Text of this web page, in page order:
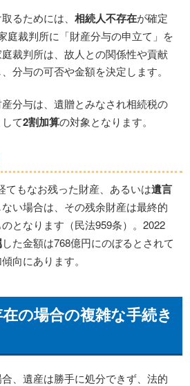
るためには、相続人不存在が確定
庭裁判所に「財産分与の申立て」を
裁判所は、故人との関係性や貢献
分与の可否や金額を決定します。
分与は、遺贈とみなされ相続税の
て2割加算の対象となります。
てもなお残った財産、あるいは遺言
ない場合は、その残余財産は最終的
となります（民法959条）。2022
した金額は768億円にのぼるとされて
向にあります。
の場合の複雑な手続き
、遺産は勝手に処分できず、法的